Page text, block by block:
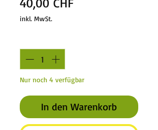
inkl. MwSt.
Nur noch 4 verfügbar
In den Warenkorb